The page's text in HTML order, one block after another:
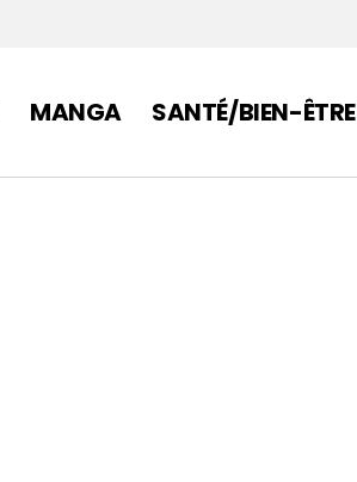
MANGA SANTÉ/BIEN-ÊTRE